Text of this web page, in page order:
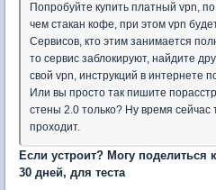
Попробуйте купить платный vpn,
чем стакан кофе, при этом vpn
Сервисов, кто этим занимается
то сервис заблокируют, найдите
свой vpn, инструкций в интернете
Или вы просто так пишите
стены 2.0 только? Ну время сейчас
проходит.
Если устроит? Могу
30 дней, для теста